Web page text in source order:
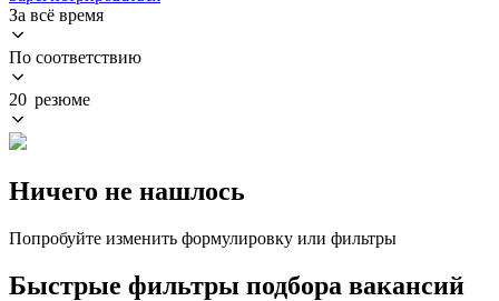
За всё время
По соответствию
20 резюме
Ничего не нашлось
Попробуйте изменить формулировку или фильтры
Быстрые фильтры подбора вакансий